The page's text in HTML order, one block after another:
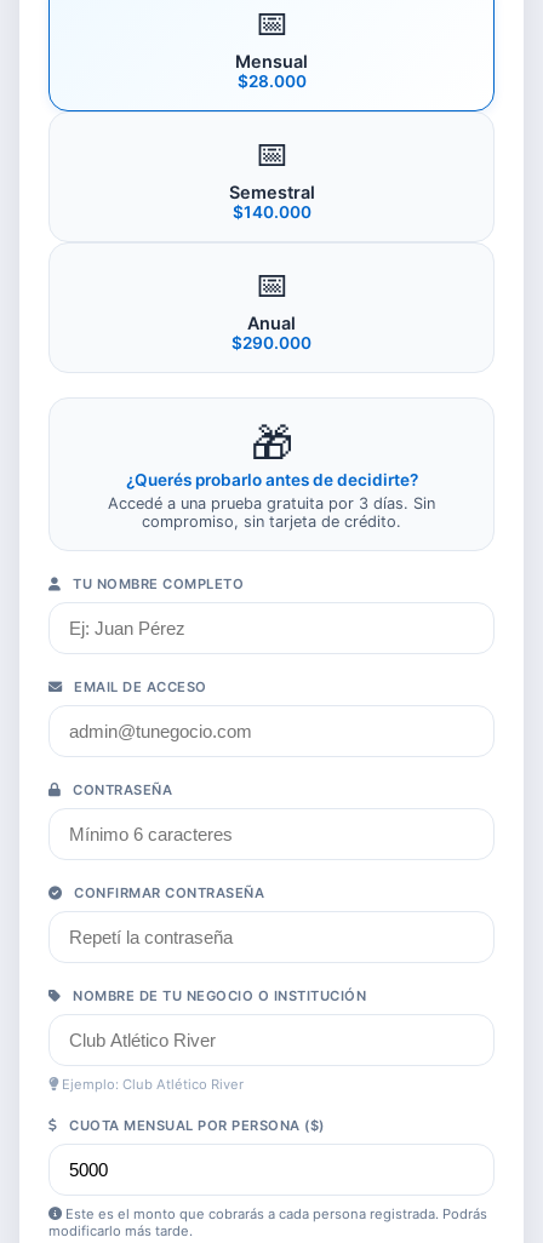
📅
Mensual
$28.000
📅
Semestral
$140.000
📅
Anual
$290.000
🎁
¿Querés probarlo antes de decidirte?
Accedé a una prueba gratuita por 3 días. Sin
compromiso, sin tarjeta de crédito.
TU NOMBRE COMPLETO
EMAIL DE ACCESO
CONTRASEÑA
CONFIRMAR CONTRASEÑA
NOMBRE DE TU NEGOCIO O INSTITUCIÓN
Ejemplo: Club Atlético River
CUOTA MENSUAL POR PERSONA ($)
Este es el monto que cobrarás a cada persona registrada. Podrás
modificarlo más tarde.